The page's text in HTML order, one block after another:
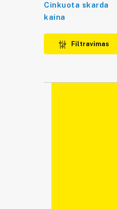
Cinkuota skarda
kaina
Filtravimas